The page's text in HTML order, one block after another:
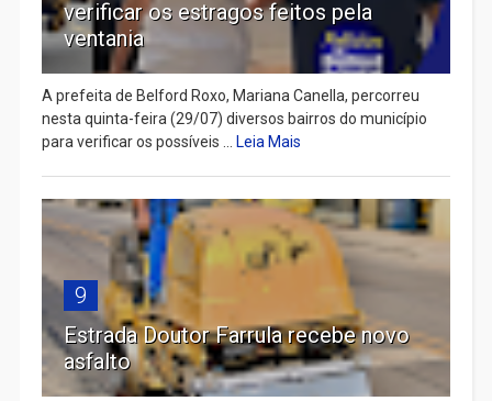
verificar os estragos feitos pela
ventania
A prefeita de Belford Roxo, Mariana Canella, percorreu
nesta quinta-feira (29/07) diversos bairros do município
para verificar os possíveis ...
Leia Mais
9
Estrada Doutor Farrula recebe novo
asfalto